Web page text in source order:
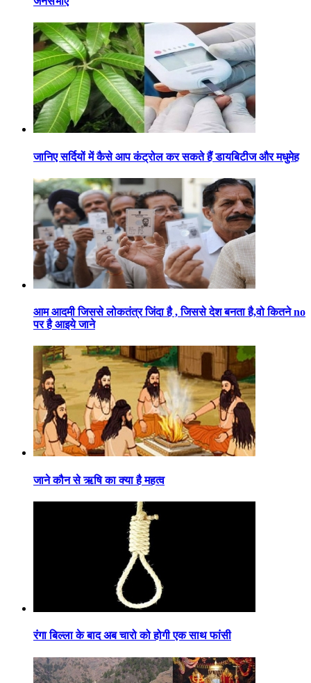
जानिए सर्दियों में कैसे आप कंट्रोल कर सकते हैं डायबिटीज और मधुमेह
आम आदमी जिससे लोकतंत्र जिंदा है , जिससे देश बनता है,वो कितने no
पर है आइये जाने
जाने कौन से ऋषि का क्या है महत्व
रंगा बिल्ला के बाद अब चारो को होगी एक साथ फांसी